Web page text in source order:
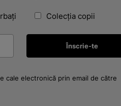
Colecția copii
cale electronică prin email de către